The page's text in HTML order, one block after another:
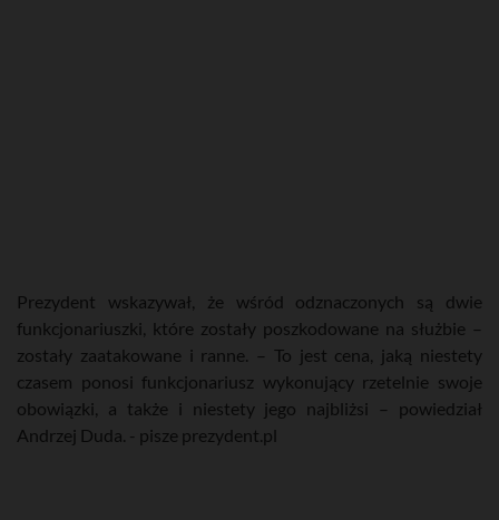
Prezydent wskazywał, że wśród odznaczonych są dwie
funkcjonariuszki, które zostały poszkodowane na służbie –
zostały zaatakowane i ranne. – To jest cena, jaką niestety
czasem ponosi funkcjonariusz wykonujący rzetelnie swoje
obowiązki, a także i niestety jego najbliżsi – powiedział
Andrzej Duda. - pisze prezydent.pl